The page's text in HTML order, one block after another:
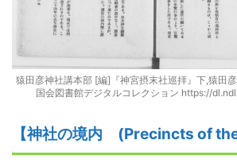
猿田彦神社講本部 [編]『神宮摂末社巡拝』下,猿田
国会図書館デジタルコレクション https://
【神社の境内 (Precincts of